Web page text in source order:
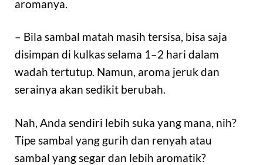
aromanya.
– Bila sambal matah masih tersisa, bisa saja
disimpan di kulkas selama 1–2 hari dalam
wadah tertutup. Namun, aroma jeruk dan
serainya akan sedikit berubah.
Nah, Anda sendiri lebih suka yang mana, nih?
Tipe sambal yang gurih dan renyah atau
sambal yang segar dan lebih aromatik?